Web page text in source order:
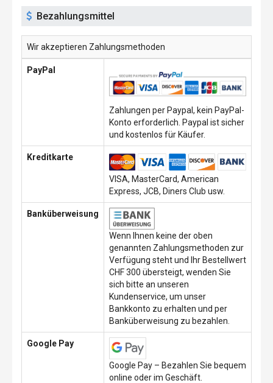
Bezahlungsmittel
Wir akzeptieren Zahlungsmethoden
PayPal
Zahlungen per Paypal, kein PayPal-
Konto erforderlich. Paypal ist sicher
und kostenlos für Käufer.
Kreditkarte
VISA, MasterCard, American
Express, JCB, Diners Club usw.
Banküberweisung
Wenn Ihnen keine der oben
genannten Zahlungsmethoden zur
Verfügung steht und Ihr Bestellwert
CHF 300 übersteigt, wenden Sie
sich bitte an unseren
Kundenservice, um unser
Bankkonto zu erhalten und per
Banküberweisung zu bezahlen.
Google Pay
Google Pay – Bezahlen Sie bequem
online oder im Geschäft.